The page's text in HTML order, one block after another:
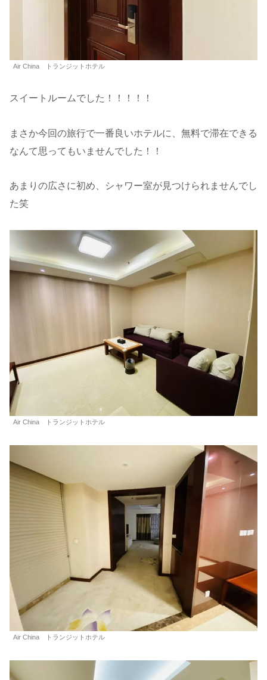
Air China トランジットホテル
スイートルームでした！！！！！
まさか今回の旅行で一番良いホテルに、無料で滞在できる
なんて思ってもいませんでした！！
あまりの広さに初め、シャワー室が見つけられませんでし
た笑
Air China トランジットホテル
Air China トランジットホテル